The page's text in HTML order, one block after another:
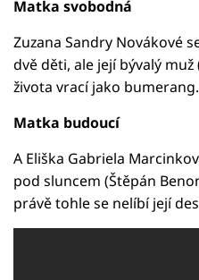
Matka svobodná
Zuzana Sandry Novákové
dvě děti, ale její bývalý muž
života vrací jako
Matka budoucí
A Eliška Gabriela
pod sluncem (Štěpán
právě tohle se nelíbí její